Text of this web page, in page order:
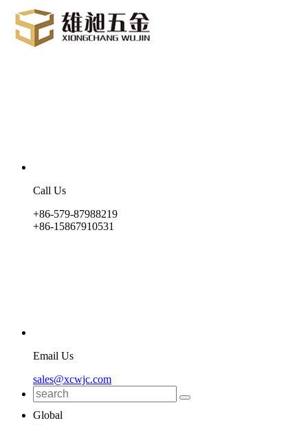
Call Us
+86-579-87988219
+86-15867910531
Email Us
sales@xcwjc.com
Global